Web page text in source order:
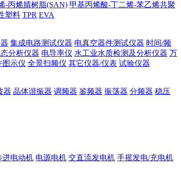
-丙烯腈树脂(SAN) 甲基丙烯酸-丁二烯-苯乙烯共聚
塑料 TPR EVA
集成电路测试仪器 电真空器件测试仪器 时间/频
分析仪器 电导率仪 水工业水质检测及分析仪器 万
图示仪 全景扫频仪 其它仪器/仪表 试验仪器
器 晶体谐振器 调频器 鉴频器 振荡器 分频器 稳压
进电动机 电源电机 交直流发电机 手摇发电/充电机